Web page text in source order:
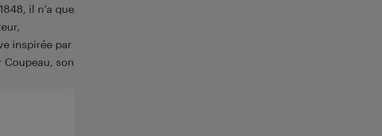
il n’a que
inspirée par
Coupeau, son